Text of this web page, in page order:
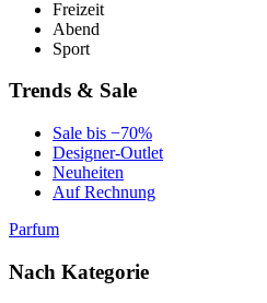
Freizeit
Abend
Sport
Trends & Sale
Sale bis −70%
Designer-Outlet
Neuheiten
Auf Rechnung
Parfum
Nach Kategorie